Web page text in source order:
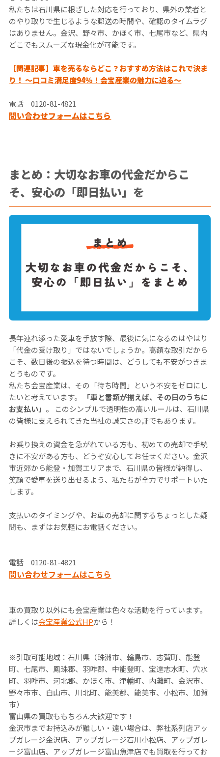
私たちは石川県に根ざした対応を行っており、県外の業者と
のやり取りで生じるような郵送の時間や、確認のタイムラグ
はありません。金沢、野々市、かほく市、七尾市など、県内
どこでもスムーズな現金化が可能です。
【関連記事】車を売るならどこ？おすすめ方法はこれで決ま
り！ ～口コミ満足度94％！会宝産業の魅力に迫る～
電話 0120-81-4821
問い合わせフォームはこちら
まとめ： 大切なお車の代金だからこ
そ、安心の「即日払い」を
長年連れ添った愛車を手放す際、最後に気になるのはやはり
「代金の受け取り」ではないでしょうか。高額な取引だから
こそ、数日後の振込を待つ時間は、どうしても不安がつきま
とうものです。
私たち会宝産業は、その「待ち時間」という不安をゼロにし
たいと考えています。
「車と書類が揃えば、その日のうちに
お支払い」 。 このシンプルで透明性の高いルールは、石川県
の皆様に支えられてきた当社の誠実さの証でもあります。
お乗り換えの資金を急がれている方も、初めての売却で手続
きに不安がある方も、どうぞ安心してお任せください。金沢
市近郊から能登・加賀エリアまで、石川県の皆様が納得し、
笑顔で愛車を送り出せるよう、私たちが全力でサポートいた
します。
支払いのタイミングや、お車の売却に関するちょっとした疑
問も、まずはお気軽にお電話ください。
電話 0120-81-4821
問い合わせフォームはこちら
車の買取り以外にも会宝産業は色々な活動を行っています。
詳しくは会宝産業公式HPから！
※引取可能地域：石川県（珠洲市、輪島市、志賀町、能登
町、七尾市、鳳珠郡、羽咋郡、中能登町、宝達志水町、穴水
町、羽咋市、河北郡、かほく市、津幡町、内灘町、金沢市、
野々市市、白山市、川北町、能美郡、能美市、小松市、加賀
市）
富山県の買取ももちろん大歓迎です！
金沢市までお持込みが難しい・遠い場合は、弊社系列店アッ
プガレージ金沢店、アップガレージ石川小松店、アップガレ
ージ富山店、アップガレージ富山魚津店でも買取を行ってお